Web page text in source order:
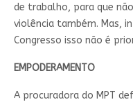
de trabalho, para que
violência também. Mas,
Congresso isso não é
EMPODERAMENTO
A procuradora do MPT